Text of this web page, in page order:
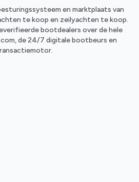
en marktplaats van
te koop en zeilyachten te koop.
bootdealers over de hele
de 24/7 digitale bootbeurs en